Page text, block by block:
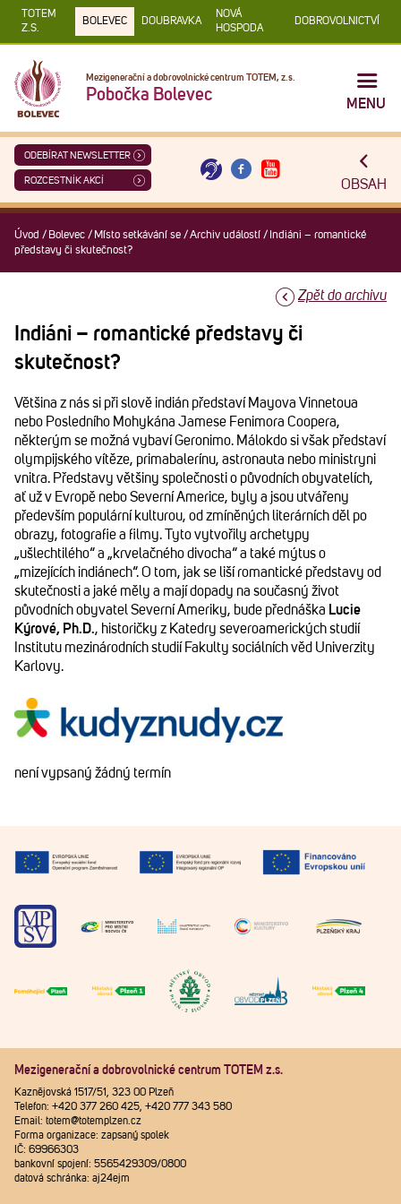
TOTEM
Z.S.
BOLEVEC DOUBRAVKA
NOVÁ
HOSPODA
DOBROVOLNICTVÍ
Mezigenerační a dobrovolnické centrum TOTEM, z.s.
Pobočka Bolevec
MENU
ODEBÍRAT NEWSLETTER
ROZCESTNÍK AKCÍ OBSAH
Úvod / Bolevec / Místo setkávání se /Archiv událostí / Indiáni – romantické
představy či skutečnost?
Zpět do archivu
Indiáni – romantické představy či
skutečnost?
Většina z nás si při slově indián představí Mayova Vinnetoua
nebo Posledního Mohykána Jamese Fenimora Coopera,
některým se možná vybaví Geronimo. Málokdo si však představí
olympijského vítěze, primabalerínu, astronauta nebo ministryni
vnitra. Představy většiny společnosti o původních obyvatelích,
ať už v Evropě nebo Severní Americe, byly a jsou utvářeny
především populární kulturou, od zmíněných literárních děl po
obrazy, fotografie a filmy. Tyto vytvořily archetypy
„ušlechtilého“ a „krvelačného divocha“ a také mýtus o
„mizejících indiánech“. O tom, jak se liší romantické představy od
skutečnosti a jaké měly a mají dopady na současný život
původních obyvatel Severní Ameriky, bude přednáška Lucie
Kýrové, Ph.D., historičky z Katedry severoamerických studií
Institutu mezinárodních studií Fakulty sociálních věd Univerzity
Karlovy.
není vypsaný žádný termín
Mezigenerační a dobrovolnické centrum TOTEM z.s.
Kaznějovská 1517/51, 323 00 Plzeň
Telefon: +420 377 260 425, +420 777 343 580
Email: totem@totemplzen.cz
Forma organizace: zapsaný spolek
IČ: 69966303
bankovní spojení: 5565429309/0800
datová schránka: aj24ejm